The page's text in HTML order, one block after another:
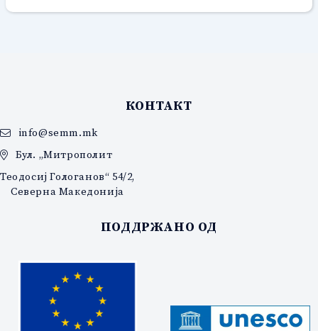
КОНТАКТ
info@semm.mk
Бул. „Митрополит
Теодосиј Гологанов“ 54/2,
Северна Македонија
ПОДДРЖАНО ОД